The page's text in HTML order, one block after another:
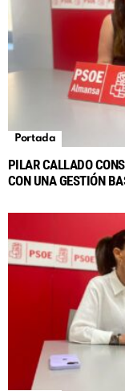
Portada
PILAR CALLADO
CON UNA GESTIÓN